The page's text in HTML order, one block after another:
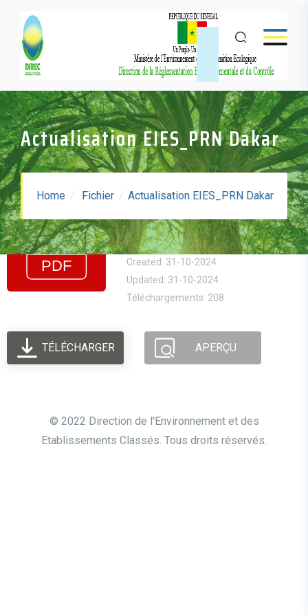
Actualisation EIES_PRN Dakar
Home Fichier Actualisation EIES_PRN Dakar
Actualisation EIES_PRN
Dakar
Taille: 8.74 MB
Created: 31-10-2024
Updated: 31-10-2024
Téléchargements: 208
TÉLÉCHARGER APERÇU
© 2022 Direction de l'Environnement et des
Etablissements Classés. Tous droits réservés.